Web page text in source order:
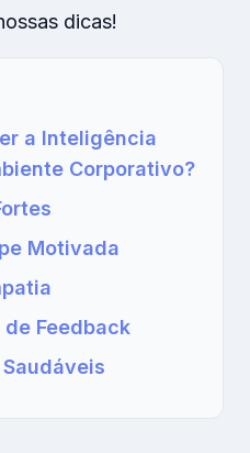
dicas!
a Inteligência
Corporativo?
Motivada
de Feedback